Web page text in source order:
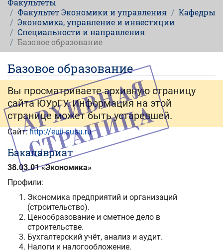
Факультеты
Факультет Экономики и управления
Кафедры
Экономика, управление и инвестиции
Специальности и направления
Базовое образование
Базовое образование
Вы просматриваете архивную страницу
сайта ЮУрГУ. Информация на этой
странице может быть устаревшей.
Сайт:http://euii.susu.ru
Бакалавриат
38.03.01 «Экономика»
Профили:
Экономика предприятий и организаций
(строительство).
Ценообразование и сметное дело в
строительстве.
Бухгалтерский учёт, анализ и аудит.
Налоги и налогообложение.